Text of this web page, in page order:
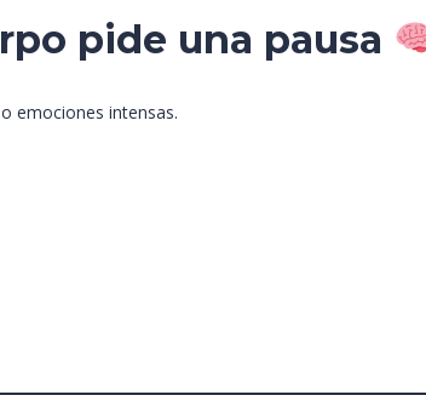
pide una pausa
emociones intensas.